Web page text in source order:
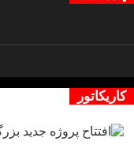
کاریکاتور